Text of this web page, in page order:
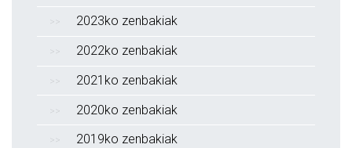
2023ko zenbakiak
2022ko zenbakiak
2021ko zenbakiak
2020ko zenbakiak
2019ko zenbakiak